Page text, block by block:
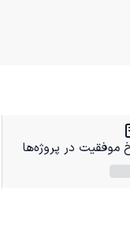
موفقیت در پروژه‌ها